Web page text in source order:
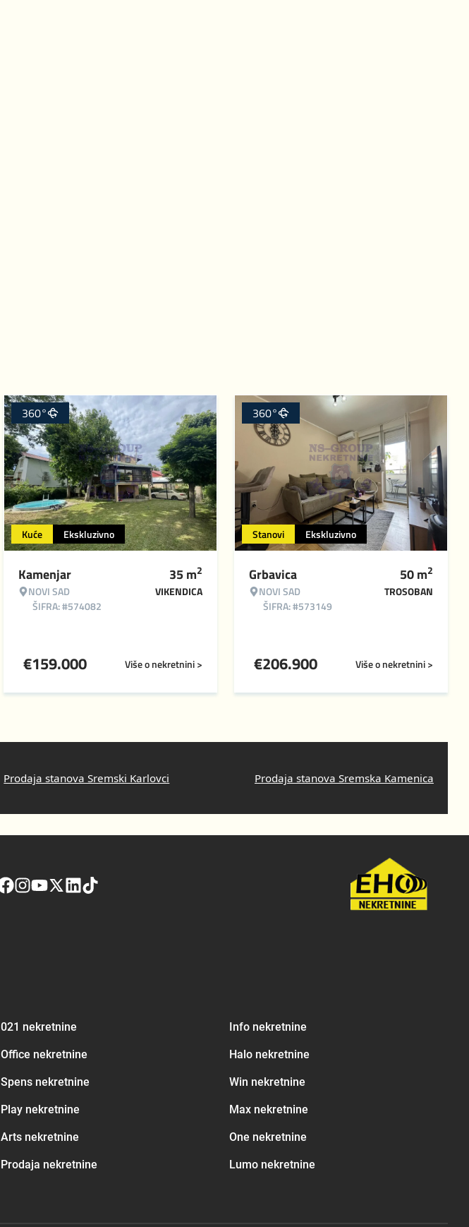
Kuće Ekskluzivno
360°
Kamenjar
NOVI SAD
ŠIFRA: #574082
35m2
VIKENDICA
Više o nekretnini >
€159.000
Stanovi Ekskluzivno
360°
Grbavica
NOVI SAD
ŠIFRA: #573149
50m2
TROSOBAN
Više o nekretnini >
€206.900
Prodaja stanova Sremski Karlovci Prodaja stanova Sremska Kamenica
021 nekretnine Info nekretnine
Office nekretnine Halo nekretnine
Spens nekretnine Win nekretnine
Play nekretnine Max nekretnine
Arts nekretnine One nekretnine
Prodaja nekretnine Lumo nekretnine